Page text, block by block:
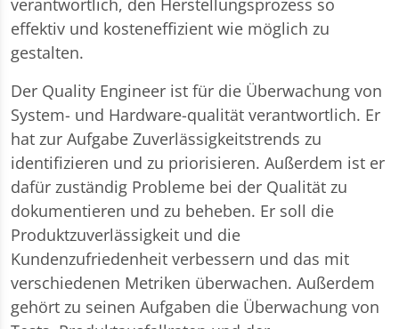
verantwortlich, den Herstellungsprozess so
effektiv und kosteneffizient wie möglich zu
gestalten.
Der Quality Engineer ist für die Überwachung von
System- und Hardware-qualität verantwortlich. Er
hat zur Aufgabe Zuverlässigkeitstrends zu
identifizieren und zu priorisieren. Außerdem ist er
dafür zuständig Probleme bei der Qualität zu
dokumentieren und zu beheben. Er soll die
Produktzuverlässigkeit und die
Kundenzufriedenheit verbessern und das mit
verschiedenen Metriken überwachen. Außerdem
gehört zu seinen Aufgaben die Überwachung von